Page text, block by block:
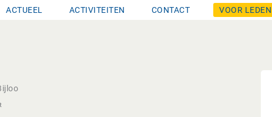
ACTUEEL ACTIVITEITEN CONTACT VOOR LEDEN